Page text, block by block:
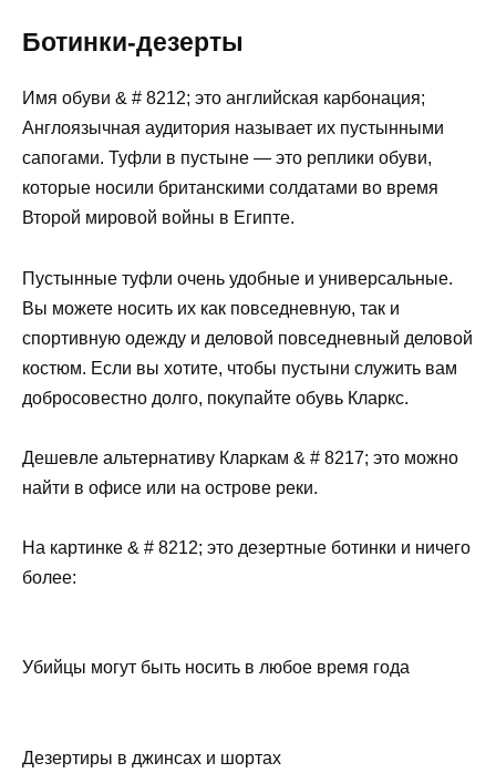
Ботинки-дезерты
Имя обуви & # 8212; это английская карбонация;
Англоязычная аудитория называет их пустынными
сапогами. Туфли в пустыне — это реплики обуви,
которые носили британскими солдатами во время
Второй мировой войны в Египте.
Пустынные туфли очень удобные и универсальные.
Вы можете носить их как повседневную, так и
спортивную одежду и деловой повседневный деловой
костюм. Если вы хотите, чтобы пустыни служить вам
добросовестно долго, покупайте обувь Кларкс.
Дешевле альтернативу Кларкам & # 8217; это можно
найти в офисе или на острове реки.
На картинке & # 8212; это дезертные ботинки и ничего
более:
Убийцы могут быть носить в любое время года
Дезертиры в джинсах и шортах